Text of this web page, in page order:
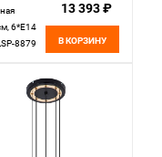
6*E14
8879
13 393 ₽
В КОРЗИНУ